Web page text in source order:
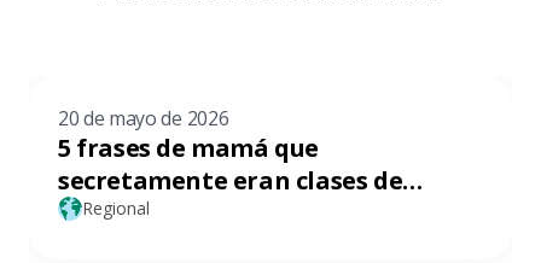
20 de mayo de 2026
5 frases de mamá que
secretamente eran clases de
finanzas personales y no sabías
Regional